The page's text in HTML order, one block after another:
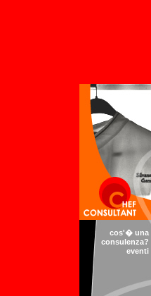
cos'� una
consulenza?
eventi